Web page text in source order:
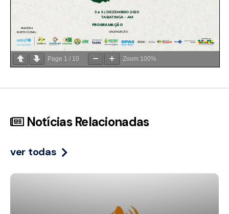
Page 1 / 10 Zoom 100%
Notícias Relacionadas
ver todas